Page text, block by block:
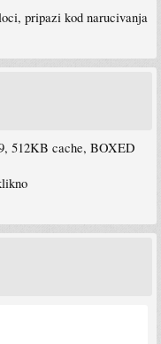
pripazi kod narucivanja
512KB cache, BOXED